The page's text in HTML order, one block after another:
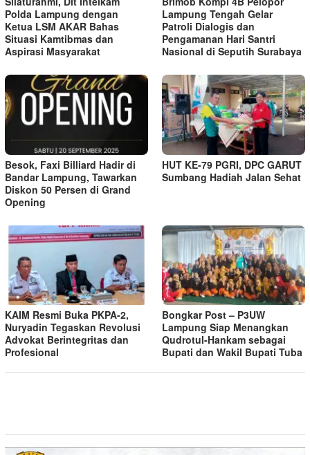
Polda Lampung dengan
Ketua LSM AKAR Bahas
Situasi Kamtibmas dan
Aspirasi Masyarakat
Lampung Tengah Gelar
Patroli Dialogis dan
Pengamanan Hari Santri
Nasional di Seputih Surabaya
Besok, Faxi Billiard Hadir di
Bandar Lampung, Tawarkan
Diskon 50 Persen di Grand
Opening
HUT KE-79 PGRI, DPC GARUT
Sumbang Hadiah Jalan Sehat
KAIM Resmi Buka PKPA-2,
Nuryadin Tegaskan Revolusi
Advokat Berintegritas dan
Profesional
Bongkar Post – P3UW
Lampung Siap Menangkan
Qudrotul-Hankam sebagai
Bupati dan Wakil Bupati Tuba